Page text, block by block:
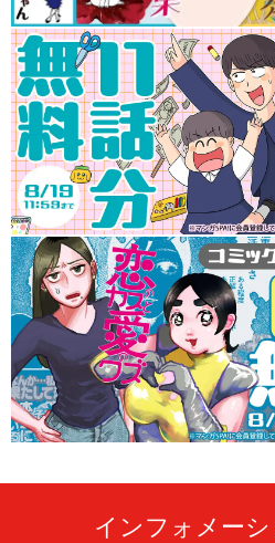
インフォメーシ